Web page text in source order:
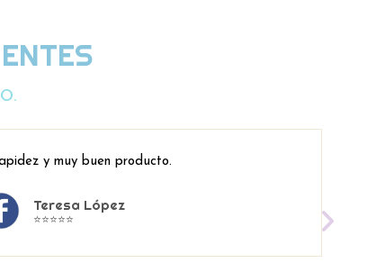
y muy buen producto.
Teresa López
⭐⭐⭐⭐⭐